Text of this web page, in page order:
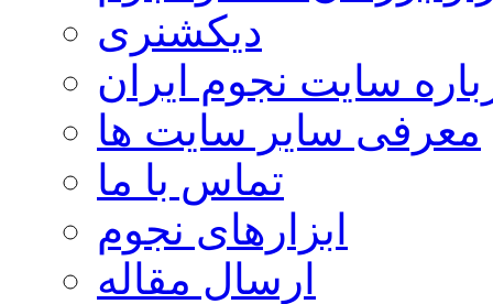
دیکشنری
سایت نجوم ایران
معرفی سایر سایت ها
تماس با ما
ابزارهای نجوم
ارسال مقاله